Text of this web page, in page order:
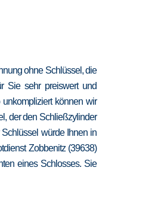
ohne Schlüssel, die
Sie sehr preiswert und
können wir
der den Schließzylinder
würde Ihnen in
Zobbenitz (39638)
eines Schlosses. Sie